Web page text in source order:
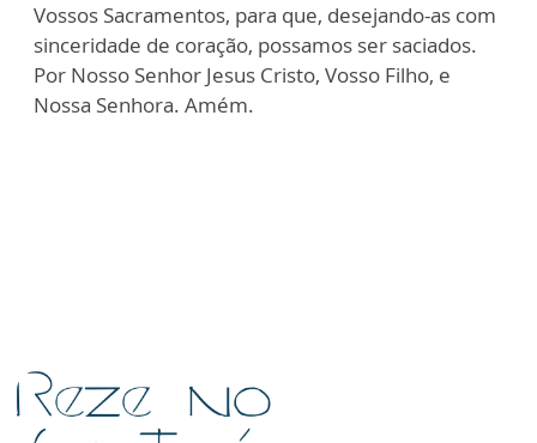
Vossos Sacramentos, para que, desejando-as com
sinceridade de coração, possamos ser saciados.
Por Nosso Senhor Jesus Cristo, Vosso Filho, e
Nossa Senhora. Amém.